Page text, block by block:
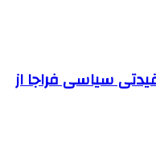
سیاسی فراجا از